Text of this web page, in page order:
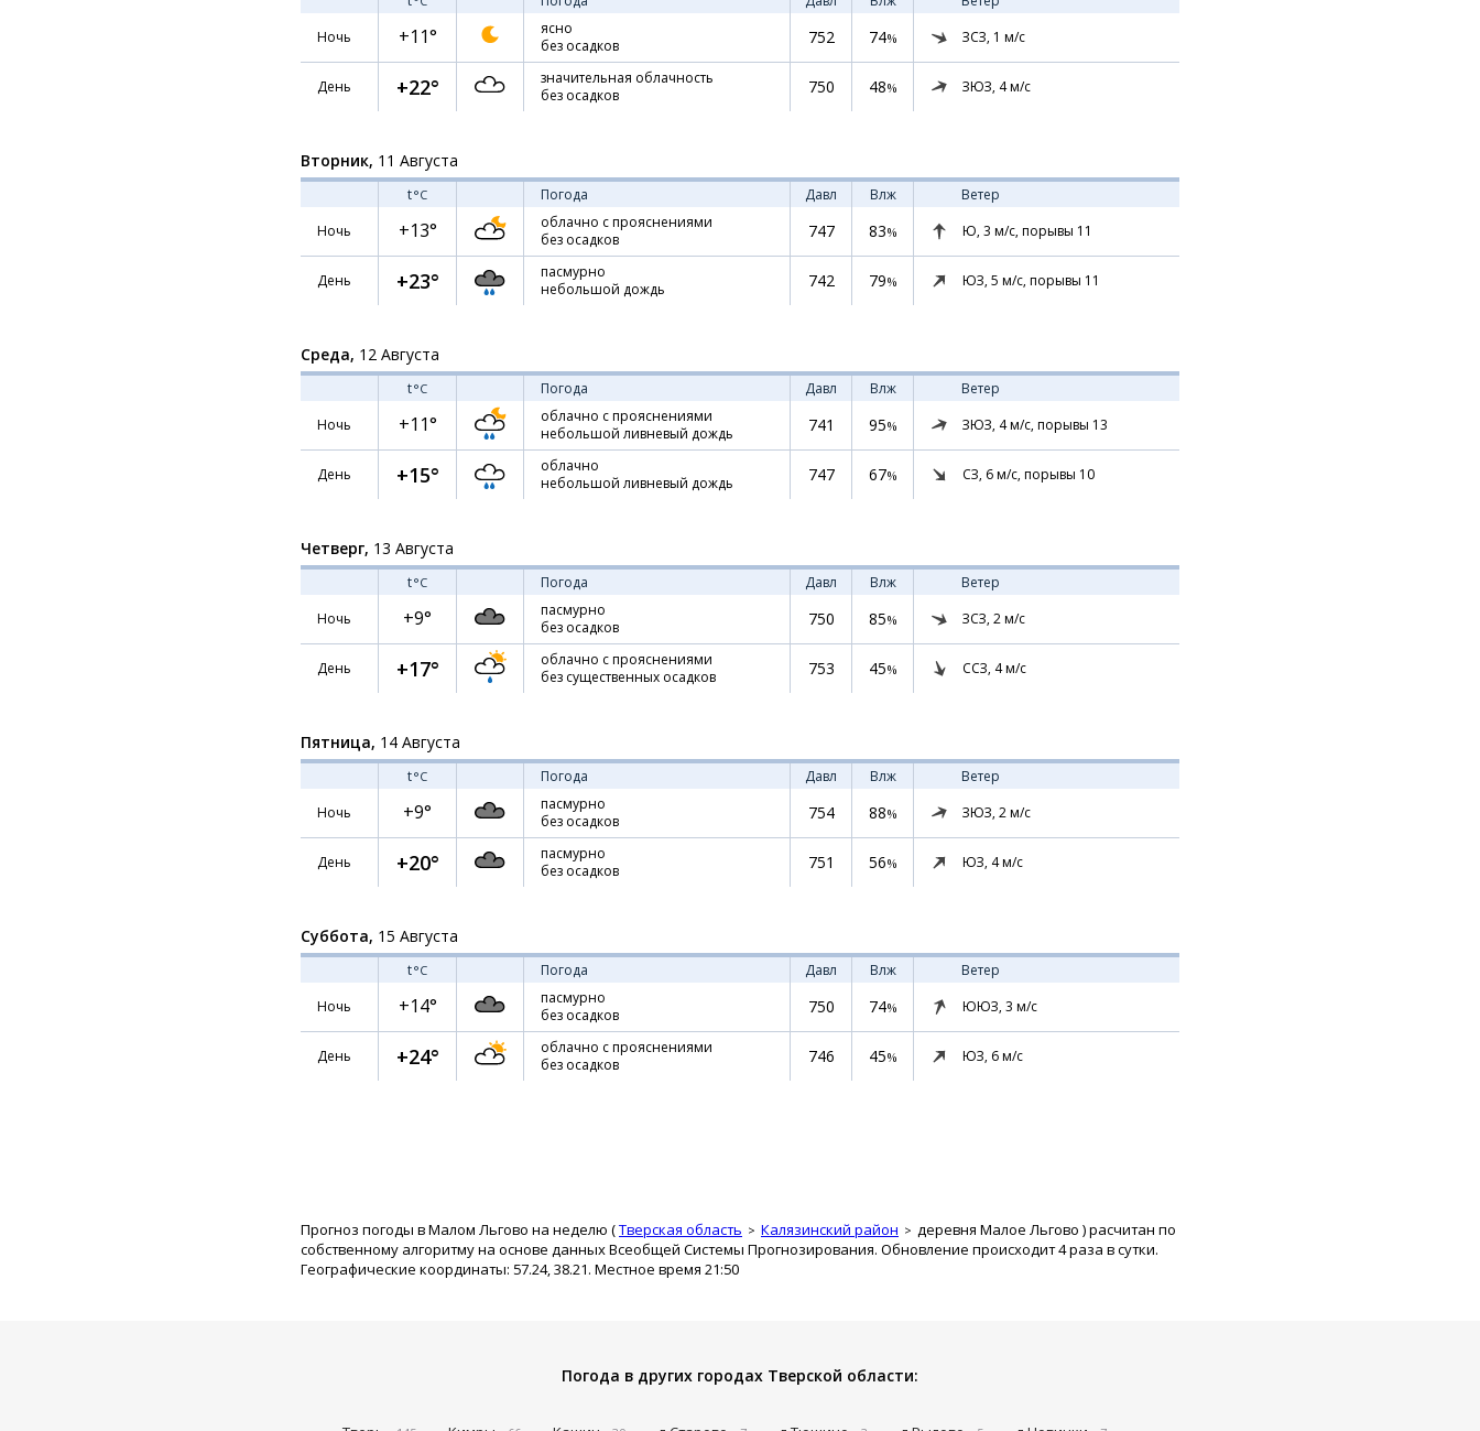
Ночь
+11°
ясно
без осадков
752 74% ЗСЗ, 1 м/с
День +22°
значительная облачность
без осадков
750 48% ЗЮЗ, 4м/с
Вторник, 11 Августа
t°C Погода Давл Влж
Ветер
Ночь
+13°
облачно с прояснениями
без осадков
747 83% Ю, 3 м/с, порывы 11
День +23°
пасмурно
небольшой дождь
742 79% ЮЗ, 5 м/с, порывы 11
Среда, 12 Августа
t°C Погода Давл Влж
Ветер
Ночь
+11°
облачно с прояснениями
небольшой ливневый дождь
741 95% ЗЮЗ, 4м/с, порывы 13
День +15°
облачно
небольшой ливневый дождь
747 67% СЗ, 6м/с, порывы 10
Четверг, 13 Августа
t°C Погода Давл Влж
Ветер
Ночь
+9°
пасмурно
без осадков
750 85% ЗСЗ, 2м/с
День +17°
облачно с прояснениями
без существенных осадков
753 45% ССЗ, 4м/с
Пятница, 14 Августа
t°C Погода Давл Влж
Ветер
Ночь
+9°
пасмурно
без осадков
754 88% ЗЮЗ, 2м/с
День +20°
пасмурно
без осадков
751 56% ЮЗ, 4м/с
Суббота, 15 Августа
t°C Погода Давл Влж
Ветер
Ночь
+14°
пасмурно
без осадков
750 74% ЮЮЗ, 3 м/с
День +24°
облачно с прояснениями
без осадков
746 45% ЮЗ, 6м/с
Прогноз погоды в Малом Льгово на неделю (Тверская область Калязинский район деревня Малое Льгово ) расчитан по
собственному алгоритму на основе данных Всеобщей Системы Прогнозирования. Обновление происходит 4 раза в сутки.
Географические координаты: 57.24, 38.21. Местное время 21:50
Погода в других городах Тверской области: